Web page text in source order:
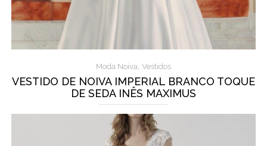
Moda Noiva, Vestidos
VESTIDO DE NOIVA IMPERIAL BRANCO TOQUE
DE SEDA INÊS MAXIMUS